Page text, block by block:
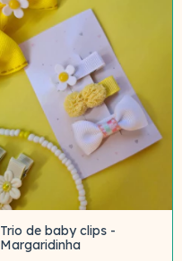
Trio de baby clips -
Margaridinha